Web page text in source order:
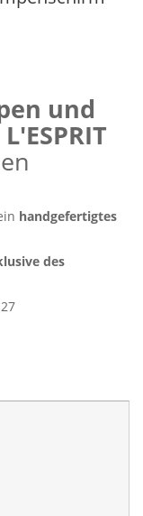
und
L'ESPRIT
handgefertigtes
des